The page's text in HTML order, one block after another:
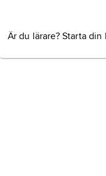
Är du lärare? Starta